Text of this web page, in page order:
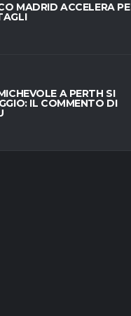
MADRID ACCELERA
A PERTH SI
IL COMMENTO DI